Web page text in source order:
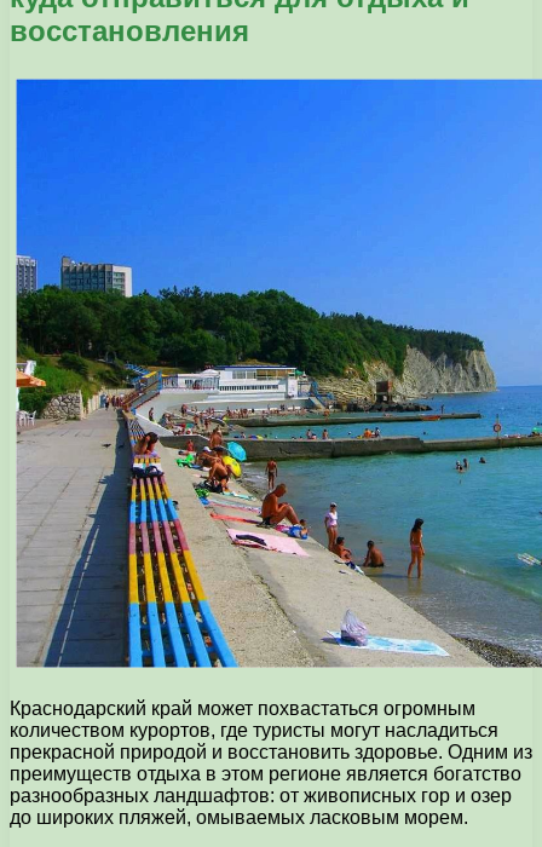
восстановления
Краснодарский край может похвастаться огромным
количеством курортов, где туристы могут насладиться
прекрасной природой и восстановить здоровье. Одним из
преимуществ отдыха в этом регионе является богатство
разнообразных ландшафтов: от живописных гор и озер
до широких пляжей, омываемых ласковым морем.